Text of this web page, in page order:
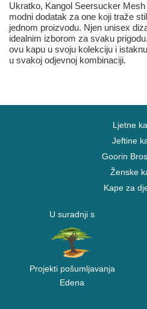
Ukratko, Kangol Seersucker
modni dodatak za one koji traže
jednom proizvodu. Njen unisex
idealnim izborom za svaku
ovu kapu u svoju kolekciju i
u svakoj odjevnoj kombinaciji.
Ljetne
Jeftine
Goorin
Ženske
Kape za
U suradnji s
Projekti pošumljavanja
Edena